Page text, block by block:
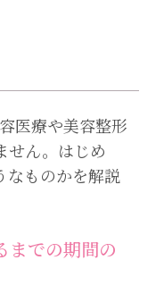
医療や美容整形
せん。はじめ
なものかを解説
までの期間の